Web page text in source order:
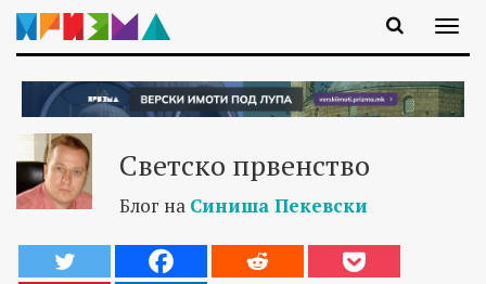
Светско првенство
Блог на Синиша Пекевски